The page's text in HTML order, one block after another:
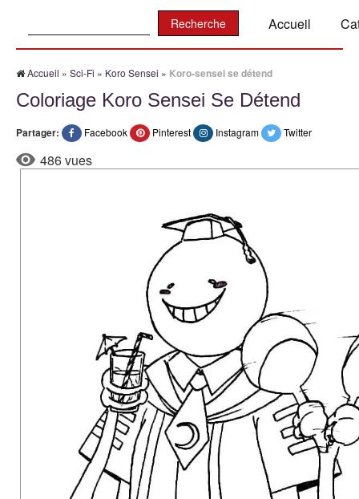
Accueil
Accueil » Sci-Fi » Koro Sensei » Koro-sensei se détend
Coloriage Koro Sensei Se Détend
Partager: Facebook Pinterest Instagram Twitter
486 vues